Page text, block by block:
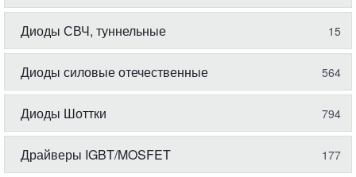
Диоды СВЧ, туннельные 15
Диоды силовые отечественные 564
Диоды Шоттки 794
Драйверы IGBT/MOSFET 177